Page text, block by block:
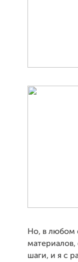
Но, в любом
шаги, и я с